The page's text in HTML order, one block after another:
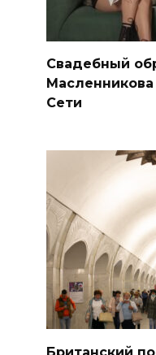
Свадебный
Масленникова
Сети
Британский